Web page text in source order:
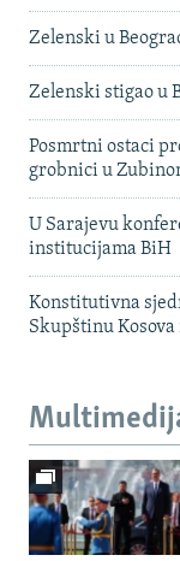
Zelenski u
Zelenski stigao u
Posmrtni ostaci
grobnici u
U Sarajevu
institucijama BiH
Konstitutivna
Skupštinu Kosova